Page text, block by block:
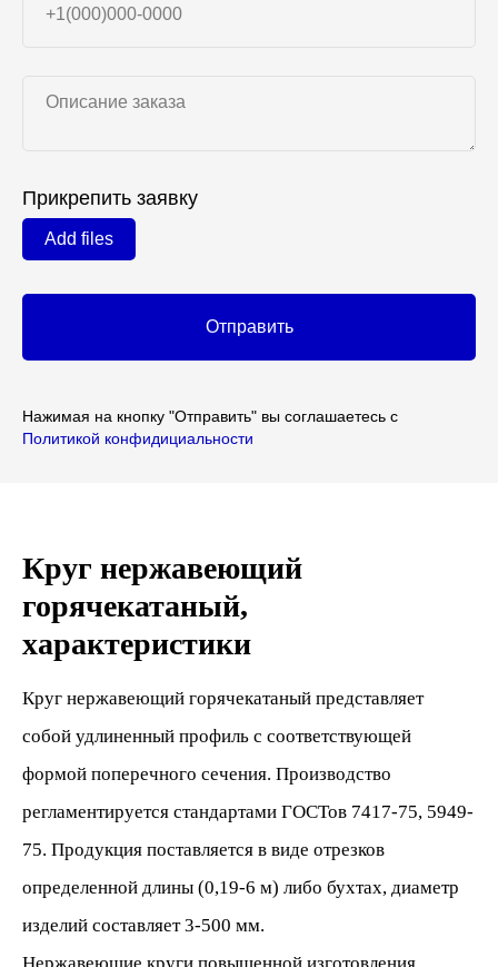
Прикрепить заявку
Add files
Отправить
Нажимая на кнопку "Отправить" вы соглашаетесь с
Политикой конфидициальности
Круг нержавеющий
горячекатаный,
характеристики
Круг нержавеющий горячекатаный представляет
собой удлиненный профиль с соответствующей
формой поперечного сечения. Производство
регламентируется стандартами ГОСТов 7417-75, 5949-
75. Продукция поставляется в виде отрезков
определенной длины (0,19-6 м) либо бухтах, диаметр
изделий составляет 3-500 мм.